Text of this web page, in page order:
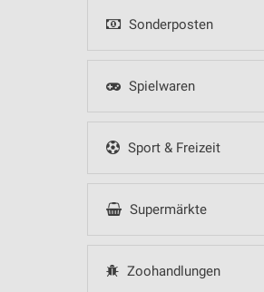
Sonderposten
Spielwaren
Sport & Freizeit
Supermärkte
Zoohandlungen